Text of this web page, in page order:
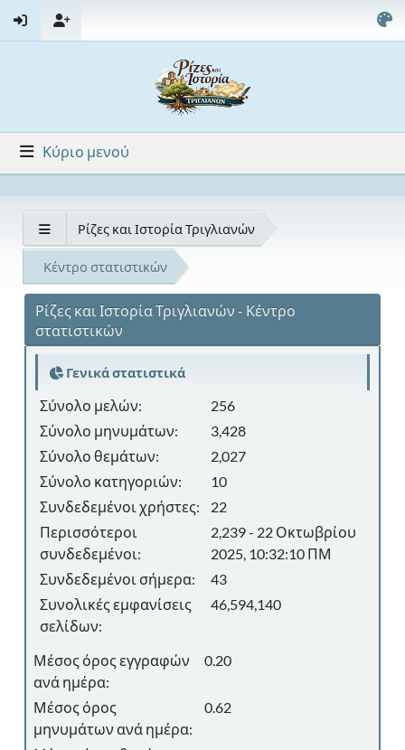
Κύριο μενού
Ρίζες και Ιστορία Τριγλιανών
Κέντρο στατιστικών
Ρίζες και Ιστορία Τριγλιανών - Κέντρο
στατιστικών
Γενικά στατιστικά
Σύνολο μελών:
256
Σύνολο μηνυμάτων:
3,428
Σύνολο θεμάτων:
2,027
Σύνολο κατηγοριών:
10
Συνδεδεμένοι χρήστες:
22
Περισσότεροι
συνδεδεμένοι:
2,239 - 22 Οκτωβρίου
2025, 10:32:10 ΠΜ
Συνδεδεμένοι σήμερα:
43
Συνολικές εμφανίσεις
σελίδων:
46,594,140
Μέσος όρος εγγραφών
ανά ημέρα:
0.20
Μέσος όρος
μηνυμάτων ανά ημέρα:
0.62